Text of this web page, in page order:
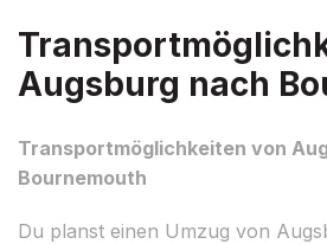
Augsburg nach
Transportmöglichkeiten von
Bournemouth
Du planst einen Umzug von